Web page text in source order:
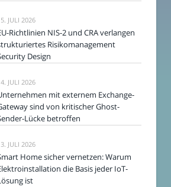
JULI 2026
Richtlinien NIS-2 und CRA verlangen
Risikomanagement
Design
JULI 2026
mit externem Exchange-
sind von kritischer Ghost-
Lücke betroffen
JULI 2026
Home sicher vernetzen: Warum
die Basis jeder IoT-
ist